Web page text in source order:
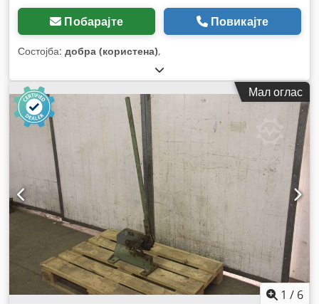
Побарајте Повикајте
Состојба: добра (користена),
Мал оглас
1 / 6